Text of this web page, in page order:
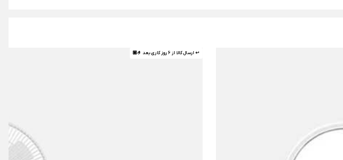
↩ ارسال کالا از 6 روز کاری بعد 🤌🏼